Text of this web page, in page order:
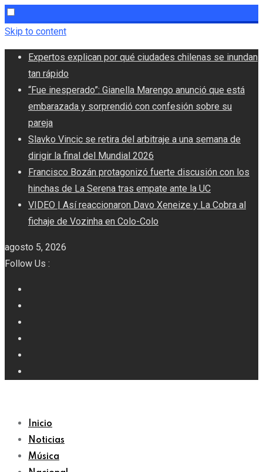
Skip to content
Expertos explican por qué ciudades chilenas se inundan
tan rápido
“Fue inesperado”: Gianella Marengo anunció que está
embarazada y sorprendió con confesión sobre su
pareja
Slavko Vincic se retira del arbitraje a una semana de
dirigir la final del Mundial 2026
Francisco Bozán protagonizó fuerte discusión con los
hinchas de La Serena tras empate ante la UC
VIDEO | Así reaccionaron Davo Xeneize y La Cobra al
fichaje de Vozinha en Colo-Colo
agosto 5, 2026
Follow Us :
Inicio
Noticias
Música